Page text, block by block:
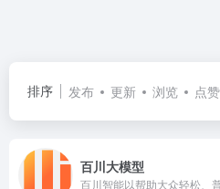
排序 发布 更新 浏览 点赞
百川大模型